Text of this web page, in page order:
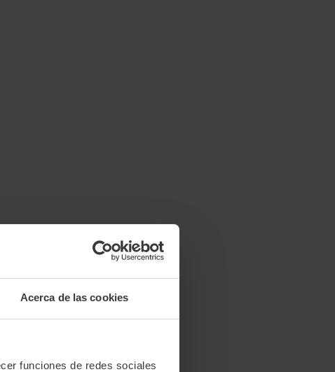
Acerca de las cookies
funciones de redes sociales